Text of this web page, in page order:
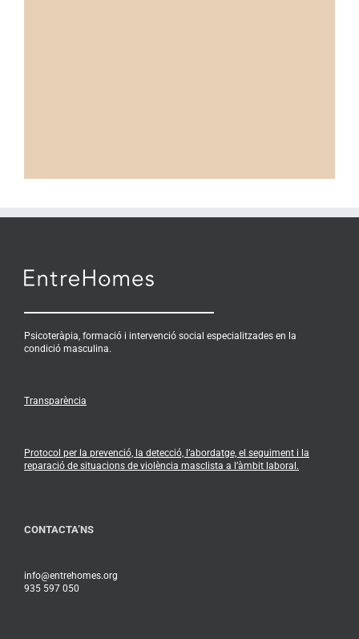
Psicoteràpia, formació i intervenció social especialitzades en la
condició masculina.
Transparència
Protocol per la prevenció, la detecció, l’abordatge, el seguiment i la
reparació de situacions de violència masclista a l’àmbit laboral.
CONTACTA’NS
info@entrehomes.org
935 597 050